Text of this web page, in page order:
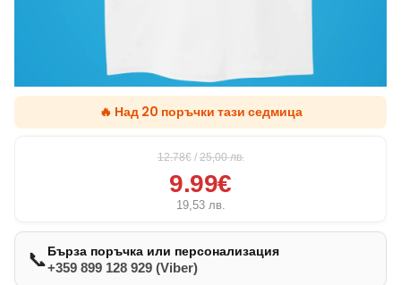
🔥 Над 20 поръчки тази седмица
12.78€ / 25,00лв.
9.99€
19,53 лв.
📞Бърза поръчка или персонализация
+359 899 128 929 (Viber)